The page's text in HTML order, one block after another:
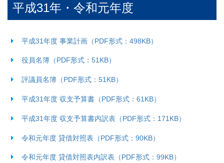
平成31年・令和元年度
平成31年度 事業計画（PDF形式：498KB）
役員名簿（PDF形式：51KB）
評議員名簿（PDF形式：51KB）
平成31年度 収支予算書（PDF形式：61KB）
平成31年度 収支予算書内訳表（PDF形式：171KB）
令和元年度 貸借対照表（PDF形式：90KB）
令和元年度 貸借対照表内訳表（PDF形式：99KB）